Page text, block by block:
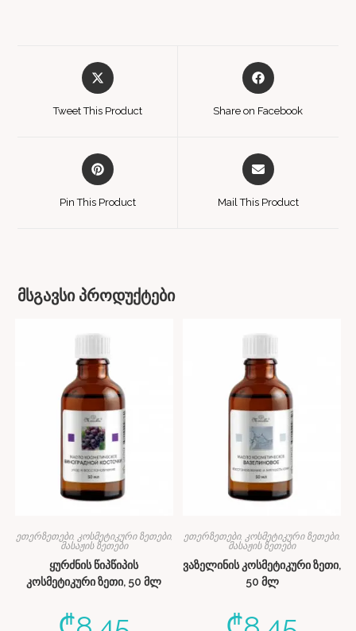
Tweet This Product Share on Facebook
Pin This Product Mail This Product
მსგავსი პროდუქტები
ეთერზეთები, კოსმეტიკური ზეთები,
მასაჟის ზეთები
ყურძნის წიპწიპის
კოსმეტიკური ზეთი, 50 მლ
ეთერზეთები, კოსმეტიკური ზეთები,
მასაჟის ზეთები
ვაზელინის კოსმეტიკური ზეთი,
50 მლ